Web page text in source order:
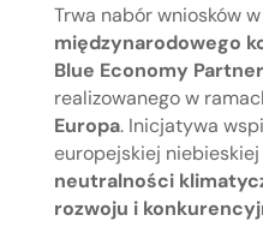
Trwa nabór wniosków
międzynarodowego
Blue Economy
realizowanego w
Europa. Inicjatywa
europejskiej
neutralności
rozwoju i